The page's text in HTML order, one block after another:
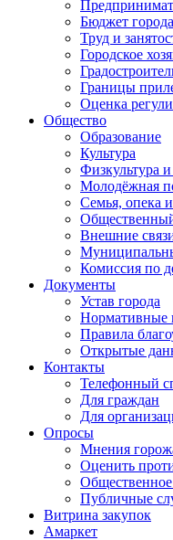
Бюджет города
Труд и
Городское
Границы
Оценка
Общество
Образование
Культура
Физкультура
Молодёжная
Семья, опека
Внешние
Комиссия по
Документы
Устав города
Нормативные
Правила
Открытые
Контакты
Телефонный
Для граждан
Для
Опросы
Мнения
Оценить
Публичные
Витрина закупок
Амаркет